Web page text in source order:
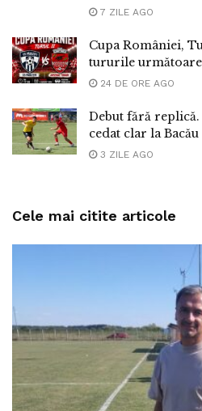
7 ZILE AGO
Cupa României,
tururile următoare
24 DE ORE AGO
Debut fără replică.
cedat clar la Bacău
3 ZILE AGO
Cele mai citite articole